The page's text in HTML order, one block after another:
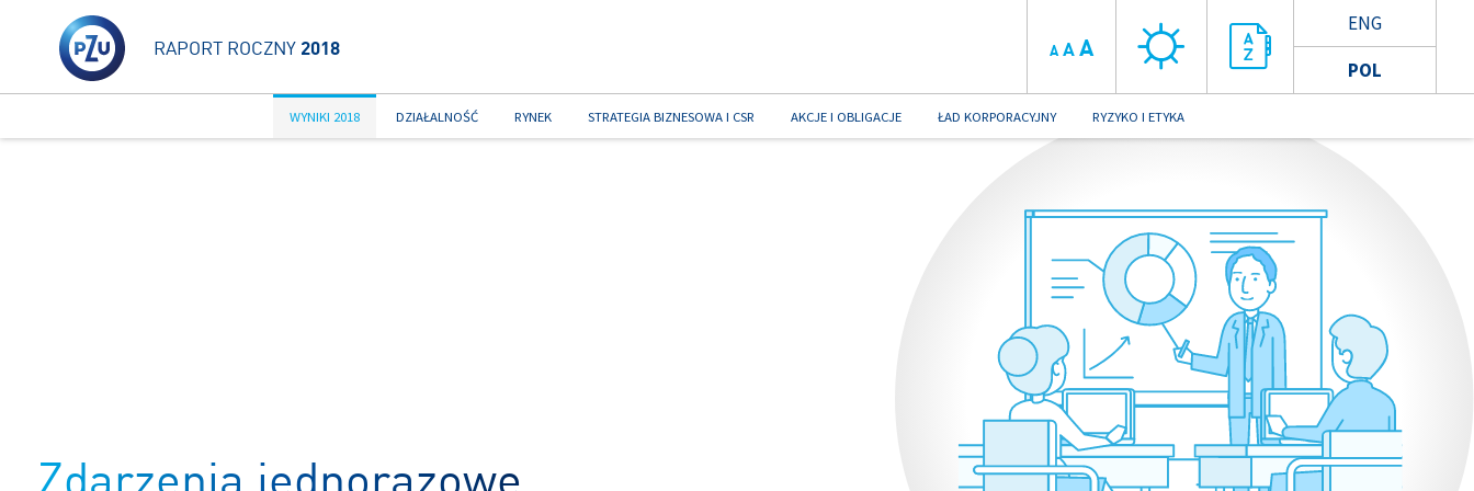
RAPORT ROCZNY 2018
ENG
POL
A A A
WYNIKI 2018 DZIAŁALNOŚĆ RYNEK STRATEGIA BIZNESOWA I CSR AKCJE I OBLIGACJE ŁAD KORPORACYJNY RYZYKO I ETYKA